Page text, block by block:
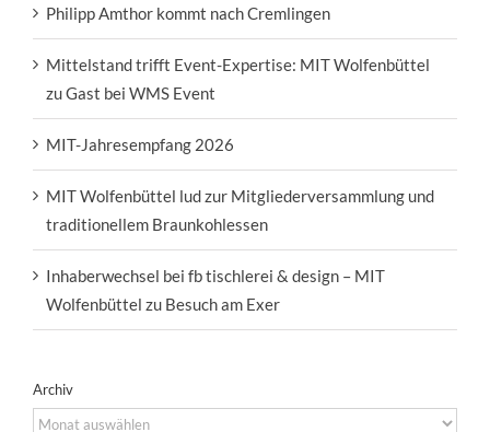
Philipp Amthor kommt nach Cremlingen
Mittelstand trifft Event-Expertise: MIT Wolfenbüttel
zu Gast bei WMS Event
MIT-Jahresempfang 2026
MIT Wolfenbüttel lud zur Mitgliederversammlung und
traditionellem Braunkohlessen
Inhaberwechsel bei fb tischlerei & design – MIT
Wolfenbüttel zu Besuch am Exer
Archiv
Archiv